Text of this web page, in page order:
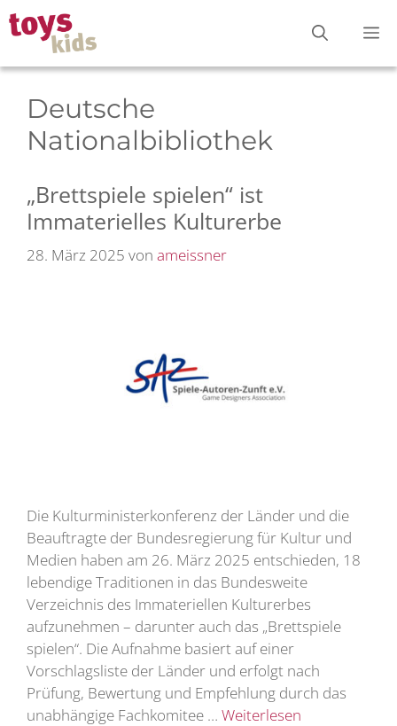
Zum
Inhalt
springen
Deutsche
Nationalbibliothek
„Brettspiele spielen“ ist
Immaterielles Kulturerbe
28. März 2025 von ameissner
Die Kulturministerkonferenz der Länder und die
Beauftragte der Bundesregierung für Kultur und
Medien haben am 26. März 2025 entschieden, 18
lebendige Traditionen in das Bundesweite
Verzeichnis des Immateriellen Kulturerbes
aufzunehmen – darunter auch das „Brettspiele
spielen“. Die Aufnahme basiert auf einer
Vorschlagsliste der Länder und erfolgt nach
Prüfung, Bewertung und Empfehlung durch das
unabhängige Fachkomitee … Weiterlesen